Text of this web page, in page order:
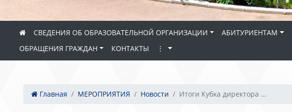
СВЕДЕНИЯ ОБ ОБРАЗОВАТЕЛЬНОЙ ОРГАНИЗАЦИИ АБИТУРИЕНТАМ
ОБРАЩЕНИЯ ГРАЖДАН
КОНТАКТЫ ⋮
Главная МЕРОПРИЯТИЯ Новости Итоги Кубка директора ...